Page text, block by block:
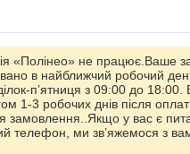
Prom.ua
«Полінео» не працює.Ваше
в найближчий робочий
п’ятниця з 09:00 до 18:00.
1-3 робочих днів після
замовлення..Якщо у вас є
телефон, ми зв’яжемося з